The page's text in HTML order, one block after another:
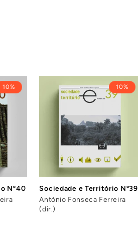
10%
Nº40
10%
Sociedade e Território Nº39
António Fonseca Ferreira
(dir.)